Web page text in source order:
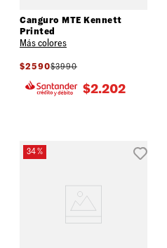
Canguro MTE Kennett
Printed
Más colores
$2590$3990
$2.202
34 %